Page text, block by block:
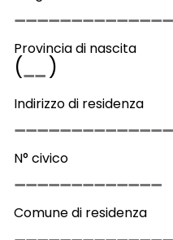
Provincia di nascita
( )
Indirizzo di residenza
N° civico
Comune di residenza